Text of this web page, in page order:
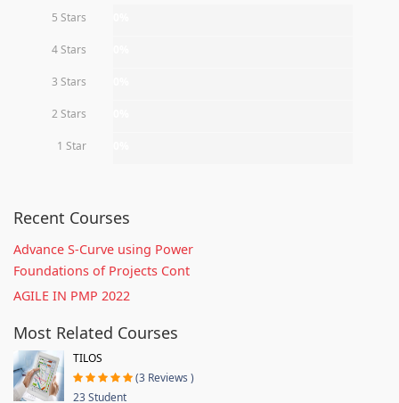
5 Stars
4 Stars
3 Stars
2 Stars
1 Star
Recent Courses
Advance S-Curve using Power
Foundations of Projects Cont
AGILE IN PMP 2022
Most Related Courses
TILOS
(3 Reviews )
23 Student